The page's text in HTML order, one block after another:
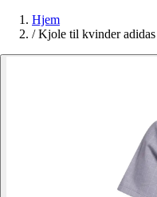
Hjem
/ Kjole til kvinder